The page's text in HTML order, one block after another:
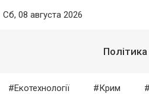
Сб, 08 августа 2026
Політика
Екотехнології Крим